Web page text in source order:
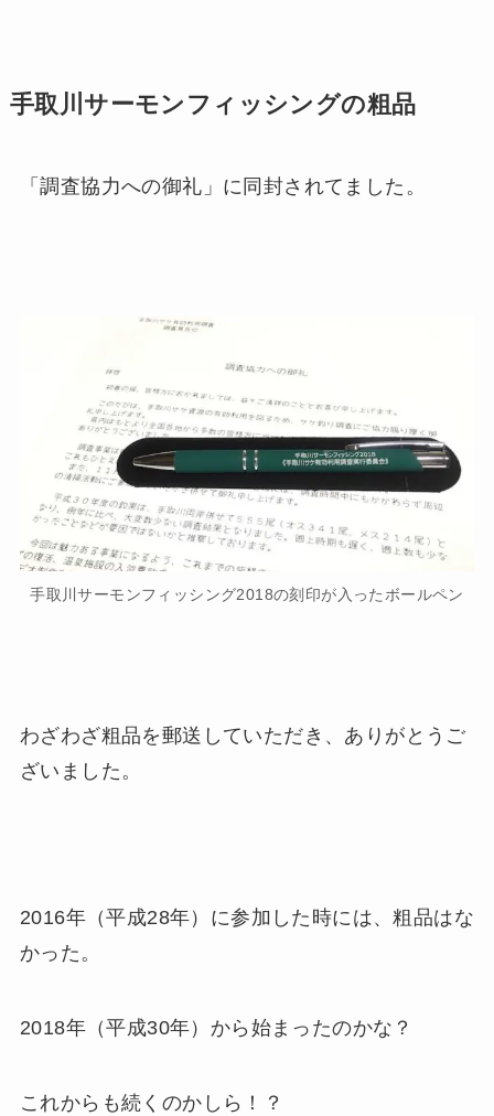
手取川サーモンフィッシングの粗品
「調査協力への御礼」に同封されてました。
手取川サーモンフィッシング2018の刻印が入ったボールペン
わざわざ粗品を郵送していただき、ありがとうご
ざいました。
2016年（平成28年）に参加した時には、粗品はな
かった。
2018年（平成30年）から始まったのかな？
これからも続くのかしら！？